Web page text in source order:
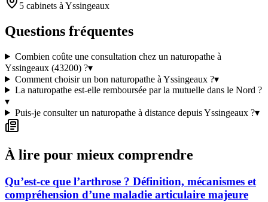
5 cabinets à Yssingeaux
Questions fréquentes
Combien coûte une consultation chez un naturopathe à
Yssingeaux (43200) ?▾
Comment choisir un bon naturopathe à Yssingeaux ?▾
La naturopathe est-elle remboursée par la mutuelle dans le Nord ?
▾
Puis-je consulter un naturopathe à distance depuis Yssingeaux ?▾
À lire pour mieux comprendre
Qu’est-ce que l’arthrose ? Définition, mécanismes et
compréhension d’une maladie articulaire majeure